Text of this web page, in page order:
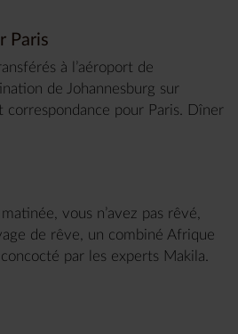
Paris
à l’aéroport de
de Johannesburg sur
correspondance pour Paris. Dîner
vous n’avez pas rêvé,
de rêve, un combiné Afrique
par les experts Makila.